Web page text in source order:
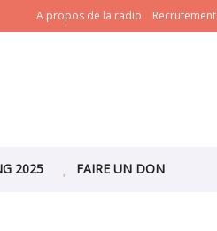
A propos de la radio Recrutement
2025 FAIRE UN DON